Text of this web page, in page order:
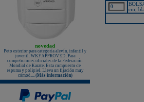
¡Nuevas protecciones Kamikaze
Homologadas RFEK!
Shureido BodyGuard Ultra
KARATEDO SHOTOKAN TOKUI
KATA vol.2" Federación Japonesa
de Karate!
¡Nuevo TONFA CUADRADO
KAMIKAZE PROFESSIONAL
KOBUDO!
¡Nuevo libro "SHOTOKAN
KARATE-DO KATA Encyclopédie
Kase-ha" por el maestro Taiji
KASE!
novedad
Peto exterior para categoría alevín, infantil y
juvenil. WKF APPROVED. Para
competiciones oficiales de la Federación
Mondial de Karate. Esta compuesto de
espuma y polipiel. Lleva un fijación muy
cómod.... (Más información)
cm,